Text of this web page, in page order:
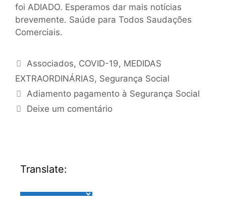
foi ADIADO. Esperamos dar mais notícias
brevemente. Saúde para Todos Saudações
Comerciais.
Associados, COVID-19, MEDIDAS
EXTRAORDINÁRIAS, Segurança Social
Adiamento pagamento à Segurança Social
Deixe um comentário
Translate: